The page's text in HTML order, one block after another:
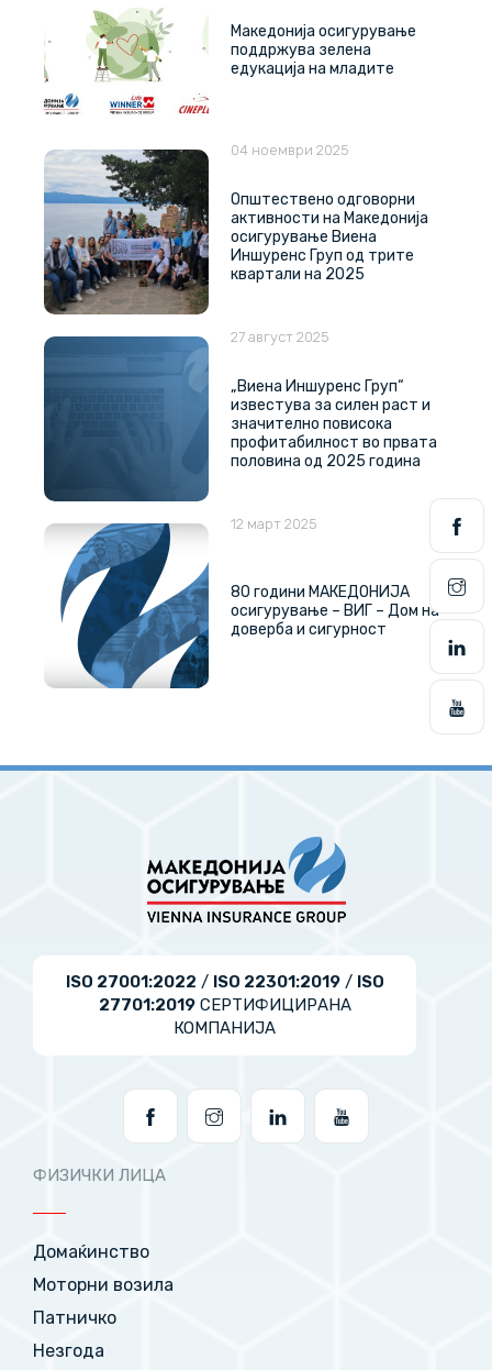
Македонија осигурување
поддржува зелена
едукација на младите
Општествено одговорни
активности на Македонија
осигурување Виена
Иншуренс Груп од трите
квартали на 2025
04 ноември 2025
„Виена Иншуренс Груп“
известува за силен раст и
значително повисока
профитабилност во првата
половина од 2025 година
27 август 2025
80 години МАКЕДОНИЈА
осигурување – ВИГ – Дом на
доверба и сигурност
12 март 2025
ISO 27001:2022 / ISO 22301:2019/ ISO
27701:2019СЕРТИФИЦИРАНА
КОМПАНИЈА
ФИЗИЧКИ ЛИЦА
Домаќинство
Моторни возила
Патничко
Незгода